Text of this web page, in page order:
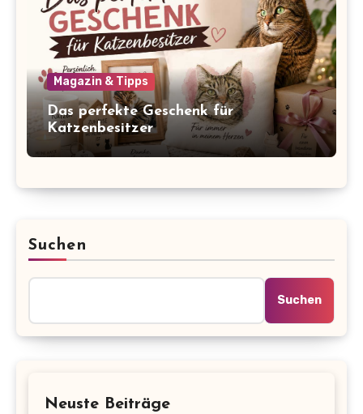
Magazin & Tipps
Das perfekte Geschenk für
Katzenbesitzer
Suchen
Suchen
Neuste Beiträge